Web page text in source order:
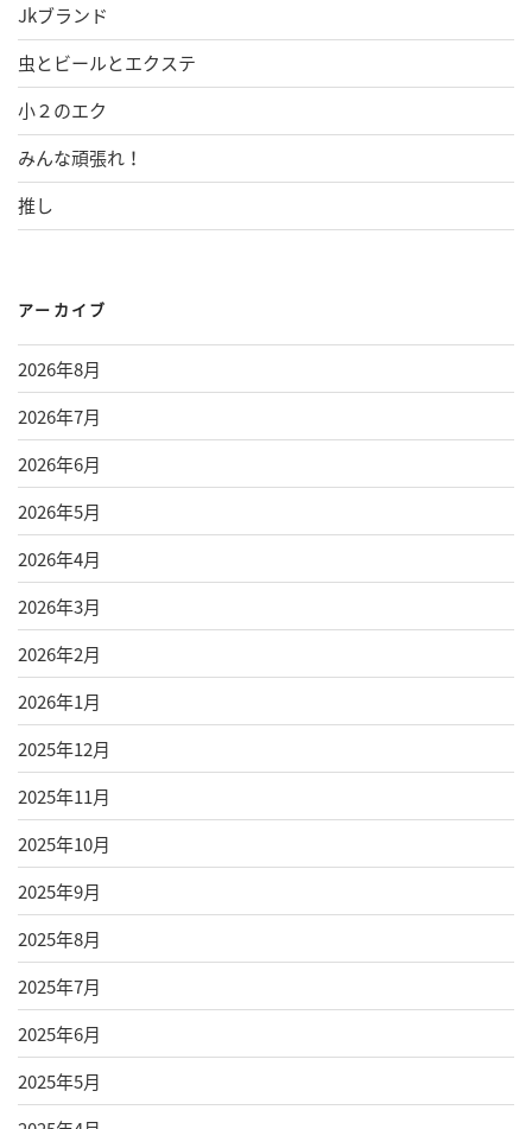
Jkブランド
虫とビールとエクステ
小２のエク
みんな頑張れ！
推し
アーカイブ
2026年8月
2026年7月
2026年6月
2026年5月
2026年4月
2026年3月
2026年2月
2026年1月
2025年12月
2025年11月
2025年10月
2025年9月
2025年8月
2025年7月
2025年6月
2025年5月